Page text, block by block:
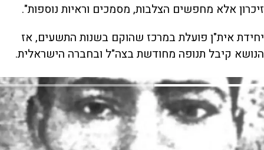
זיכרון אלא מחפשים הצלבות, מסמכים וראיות נוספות".
יחידת אית"ן פועלת במרכז שהוקם בשנות התשעים, אז
הנושא קיבל תנופה מחודשת בצה"ל ובחברה הישראלית.